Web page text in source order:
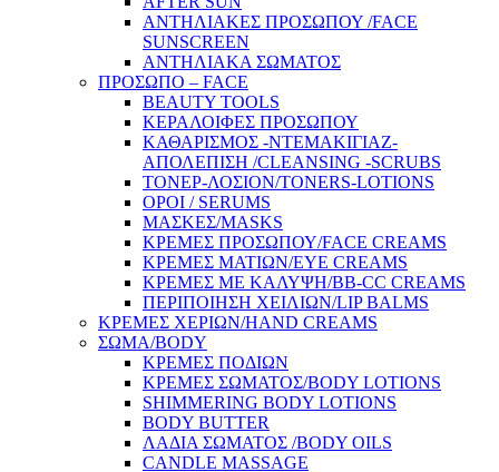
ΑΝΤΗΛΙΑΚΕΣ ΠΡΟΣΩΠΟΥ /FACE
SUNSCREEN
ΑΝΤΗΛΙΑΚΑ ΣΩΜΑΤΟΣ
ΠΡΟΣΩΠΟ – FACE
BEAUTY TOOLS
ΚΕΡΑΛΟΙΦΕΣ ΠΡΟΣΩΠΟΥ
ΚΑΘΑΡΙΣΜΟΣ -ΝΤΕΜΑΚΙΓΙΑΖ-
ΑΠΟΛΕΠΙΣΗ /CLEANSING -SCRUBS
ΤΟΝΕΡ-ΛΟΣΙΟΝ/TONERS-LOTIONS
ΟΡΟΙ / SERUMS
ΜΑΣΚΕΣ/MASKS
ΚΡΕΜΕΣ ΠΡΟΣΩΠΟΥ/FACE CREAMS
ΚΡΕΜΕΣ ΜΑΤΙΩΝ/EYE CREAMS
ΚΡΕΜΕΣ ΜΕ ΚΑΛΥΨΗ/BB-CC CREAMS
ΠΕΡΙΠΟΙΗΣΗ ΧΕΙΛΙΩΝ/LIP BALMS
ΚΡΕΜΕΣ ΧΕΡΙΩΝ/HAND CREAMS
ΣΩΜΑ/BODY
ΚΡΕΜΕΣ ΠΟΔΙΩΝ
ΚΡΕΜΕΣ ΣΩΜΑΤΟΣ/BODY LOTIONS
SHIMMERING BODY LOTIONS
BODY BUTTER
ΛΑΔΙΑ ΣΩΜΑΤΟΣ /BODY OILS
CANDLE MASSAGE